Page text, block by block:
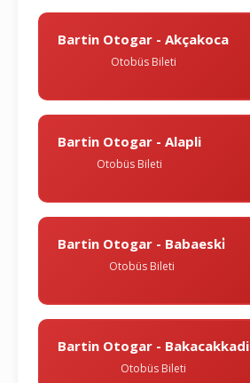
Bartin Otogar - Akçakoca
Otobüs Bileti
Bartin Otogar - Alapli
Otobüs Bileti
Bartin Otogar - Babaeski̇
Otobüs Bileti
Bartin Otogar - Bakacakkadi
Otobüs Bileti